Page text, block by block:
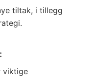
tiltak, i tillegg
viktige